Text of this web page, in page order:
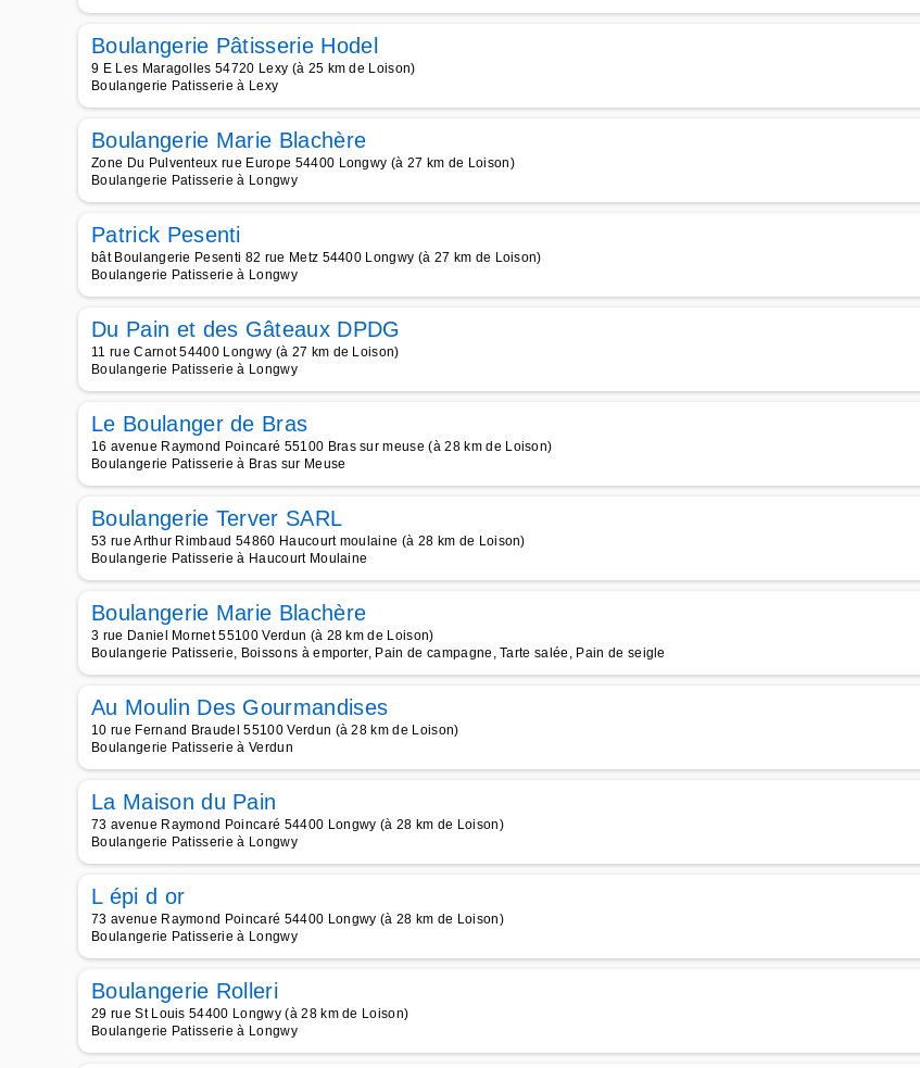
Boulangerie Pâtisserie Hodel
9 E Les Maragolles 54720 Lexy (à 25 km de Loison)
Boulangerie Patisserie à Lexy
Boulangerie Marie Blachère
Zone Du Pulventeux rue Europe 54400 Longwy (à 27 km de Loison)
Boulangerie Patisserie à Longwy
Patrick Pesenti
bât Boulangerie Pesenti 82 rue Metz 54400 Longwy (à 27 km de Loison)
Boulangerie Patisserie à Longwy
Du Pain et des Gâteaux DPDG
11 rue Carnot 54400 Longwy (à 27 km de Loison)
Boulangerie Patisserie à Longwy
Le Boulanger de Bras
16 avenue Raymond Poincaré 55100 Bras sur meuse (à 28 km de Loison)
Boulangerie Patisserie à Bras sur Meuse
Boulangerie Terver SARL
53 rue Arthur Rimbaud 54860 Haucourt moulaine (à 28 km de Loison)
Boulangerie Patisserie à Haucourt Moulaine
Boulangerie Marie Blachère
3 rue Daniel Mornet 55100 Verdun (à 28 km de Loison)
Boulangerie Patisserie, Boissons à emporter, Pain de campagne, Tarte salée, Pain de seigle
Au Moulin Des Gourmandises
10 rue Fernand Braudel 55100 Verdun (à 28 km de Loison)
Boulangerie Patisserie à Verdun
La Maison du Pain
73 avenue Raymond Poincaré 54400 Longwy (à 28 km de Loison)
Boulangerie Patisserie à Longwy
L épi d or
73 avenue Raymond Poincaré 54400 Longwy (à 28 km de Loison)
Boulangerie Patisserie à Longwy
Boulangerie Rolleri
29 rue St Louis 54400 Longwy (à 28 km de Loison)
Boulangerie Patisserie à Longwy